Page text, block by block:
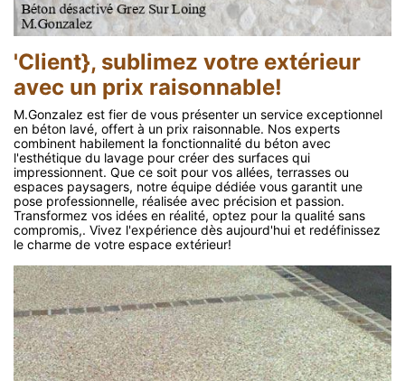
'Client}, sublimez votre extérieur
avec un prix raisonnable!
M.Gonzalez est fier de vous présenter un service exceptionnel
en béton lavé, offert à un prix raisonnable. Nos experts
combinent habilement la fonctionnalité du béton avec
l'esthétique du lavage pour créer des surfaces qui
impressionnent. Que ce soit pour vos allées, terrasses ou
espaces paysagers, notre équipe dédiée vous garantit une
pose professionnelle, réalisée avec précision et passion.
Transformez vos idées en réalité, optez pour la qualité sans
compromis,. Vivez l'expérience dès aujourd'hui et redéfinissez
le charme de votre espace extérieur!